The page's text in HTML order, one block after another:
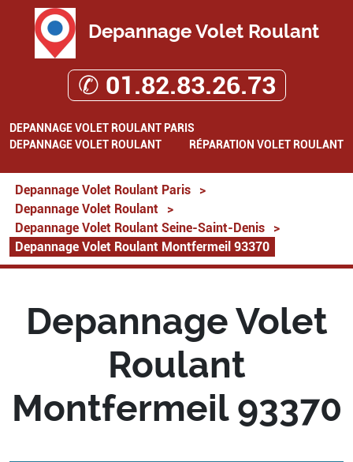
Depannage Volet Roulant
✆ 01.82.83.26.73
DEPANNAGE VOLET ROULANT PARIS
DEPANNAGE VOLET ROULANT
RÉPARATION VOLET ROULANT
Depannage Volet Roulant Paris
>
Depannage Volet Roulant
>
Depannage Volet Roulant Seine-Saint-Denis
>
Depannage Volet Roulant Montfermeil 93370
Depannage Volet
Roulant
Montfermeil 93370